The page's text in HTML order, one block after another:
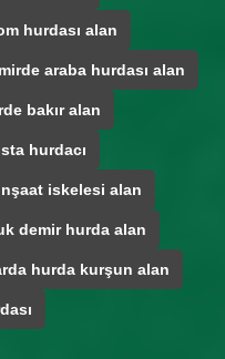
hurdası alan
araba hurdası alan
bakır alan
hurdacı
iskelesi alan
demir hurda alan
hurda kurşun alan